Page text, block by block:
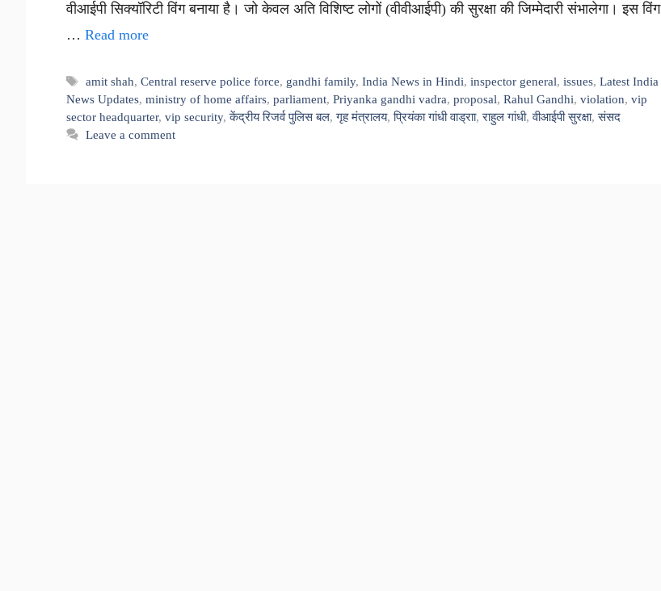
वीआईपी सिक्यॉरिटी विंग बनाया है। जो केवल अति विशिष्ट लोगों (वीवीआईपी) की सुरक्षा की जिम्मेदारी संभालेगा। इस विंग
… Read more
Tags
amit shah,Central reserve police force, gandhi family,India News in Hindi,inspector general,issues,Latest India
News Updates, ministry of home affairs, parliament, Priyanka gandhi vadra, proposal, Rahul Gandhi, violation, vip
sector headquarter, vip security,केंद्रीय रिजर्व पुलिस बल,गृह मंत्रालय,प्रियंका गांधी वाड्राा,राहुल गांधी,वीआईपी सुरक्षा,संसद
Leave a comment